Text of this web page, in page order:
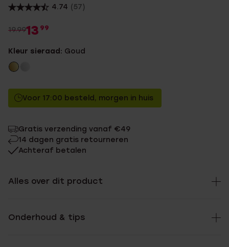
4.74 (57)
19.9913 99
Kleur sieraad: Goud
Voor 17:00 besteld, morgen in huis
Gratis verzending vanaf €49
14 dagen gratis retourneren
Achteraf betalen
Alles over dit product
Onderhoud & tips